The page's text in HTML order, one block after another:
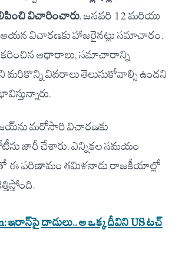
విచారించారు. జనవరి 12 మరియు
ఆయన విచారణకు హాజరైనట్లు సమాచారం.
ఆధారాలు, సమాచారాన్ని
మరికొన్ని వివరాలు తెలుసుకోవాల్సి ఉందని
మరోసారి విచారణకు
జారీ చేశారు. ఎన్నికల సమయం
ఈ పరిణామం తమిళనాడు రాజకీయాల్లో
ఇరాన్‌పై దాడులు.. ఆ ఒక్క దీవిని US టచ్